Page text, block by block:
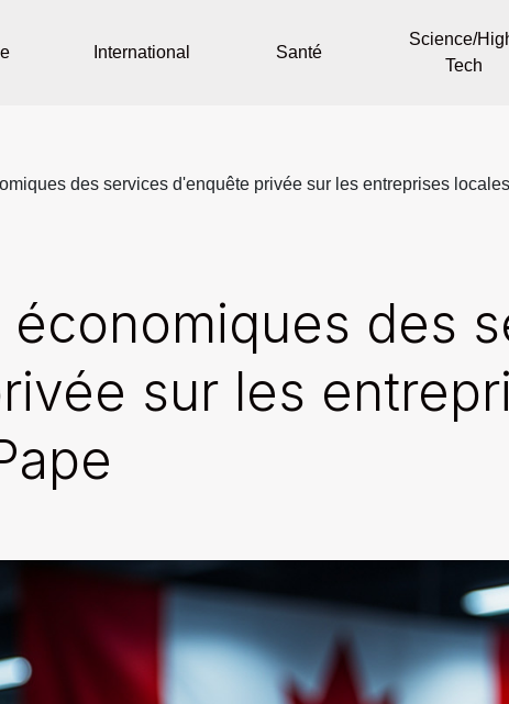
International Santé
Science/
Tech
des services d'enquête privée sur les entreprises
économiques des
sur les